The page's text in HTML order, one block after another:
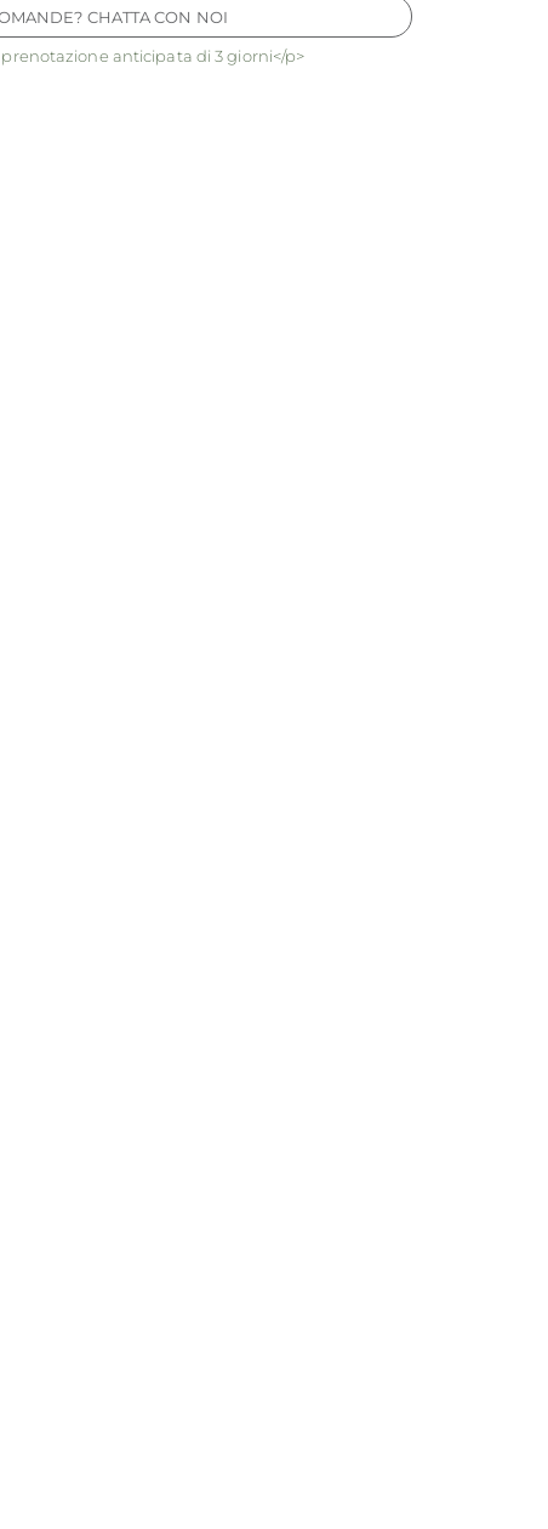
CHATTA CON NOI
anticipata di 3 giorni</p>